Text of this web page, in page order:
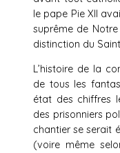
le pape Pie XII
suprême de
distinction du
L’histoire de la
de tous les
état des chiffres
des prisonniers
chantier se serait
(voire même